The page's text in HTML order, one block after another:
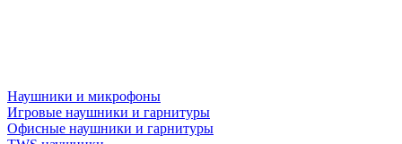
Наушники и микрофоны
Игровые наушники и гарнитуры
Офисные наушники и гарнитуры